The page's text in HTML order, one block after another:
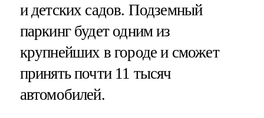
и детских садов. Подземный
паркинг будет одним из
крупнейших в городе и сможет
принять почти 11 тысяч
автомобилей.